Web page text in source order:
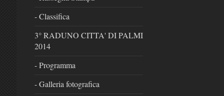
- Classifica
3° RADUNO CITTA' DI PALMI
2014
- Programma
- Galleria fotografica